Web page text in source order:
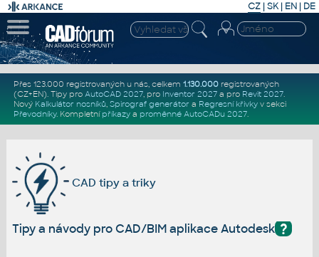
CZ | SK| EN | DE
Přes 123.000 registrovaných u nás, celkem 1.130.000registrovaných
(CZ+EN). Tipy pro AutoCAD 2027, pro Inventor 2027a pro Revit 2027.
Nový Kalkulátor nosníků, Spirograf generátor a Regresní křivkyv sekci
Převodníky. Kompletní příkazya proměnné AutoCADu 2027.
CAD tipy a triky
?
Tipy a návody pro CAD/BIM aplikace Autodesk